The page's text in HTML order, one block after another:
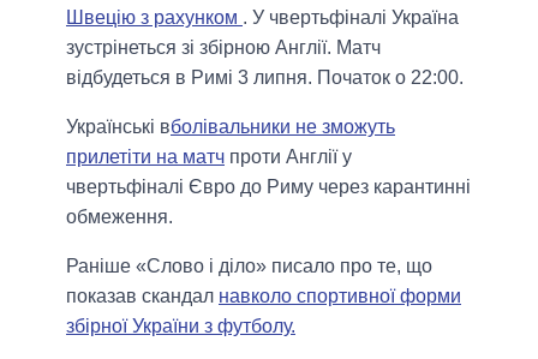
Швецію з рахунком . У чвертьфіналі Україна
зустрінеться зі збірною Англії. Матч
відбудеться в Римі 3 липня. Початок о 22:00.
Українські вболівальники не зможуть
прилетіти на матч проти Англії у
чвертьфіналі Євро до Риму через карантинні
обмеження.
Раніше «Слово і діло» писало про те, що
показав скандал навколо спортивної форми
збірної України з футболу.